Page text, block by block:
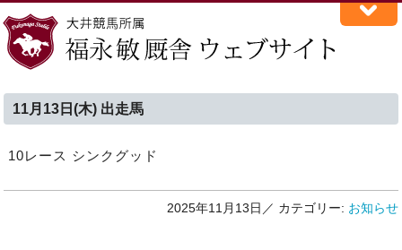
11月13日(木) 出走馬
10レース シンクグッド
2025年11月13日／ カテゴリー: お知らせ